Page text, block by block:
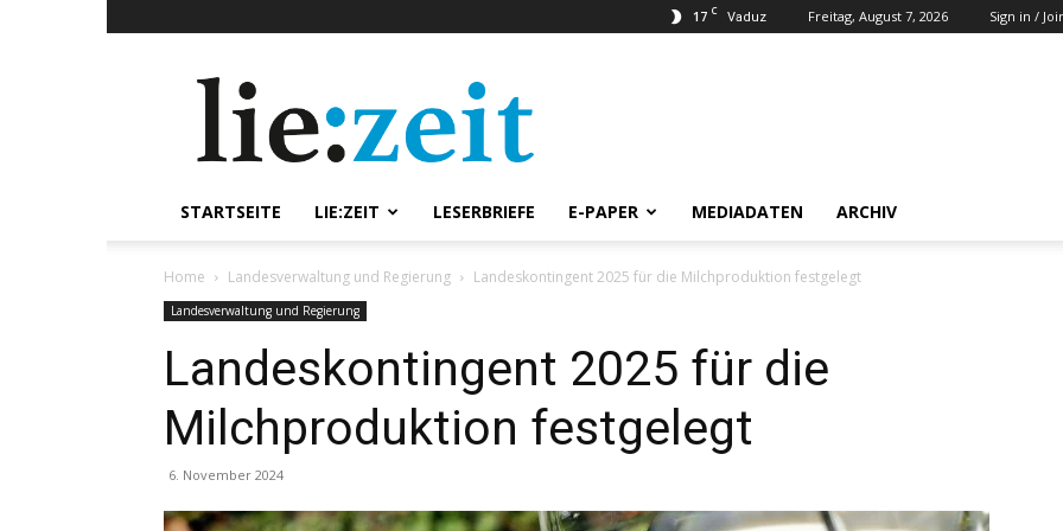
17 C Vaduz Freitag, August 7, 2026 Sign in /
STARTSEITE LIE:ZEIT LESERBRIEFE E-PAPER MEDIADATEN ARCHIV
Home Landesverwaltung und Regierung Landeskontingent 2025 für die Milchproduktion festgelegt
Landesverwaltung und Regierung
Landeskontingent 2025 für die
Milchproduktion festgelegt
6. November 2024